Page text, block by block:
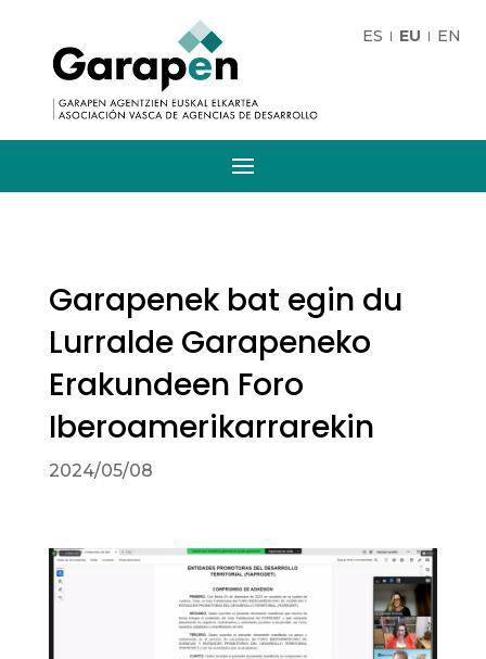
ES EU EN
Garapenek bat egin du
Lurralde Garapeneko
Erakundeen Foro
Iberoamerikarrarekin
2024/05/08